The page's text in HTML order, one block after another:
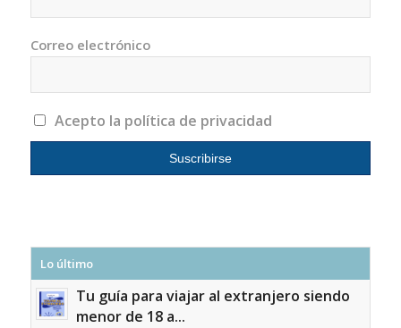
Correo electrónico
Acepto la política de privacidad
Lo último
Tu guía para viajar al extranjero siendo
menor de 18 a...